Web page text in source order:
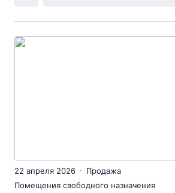
22 апреля 2026
Продажа
Помещения свободного назначения